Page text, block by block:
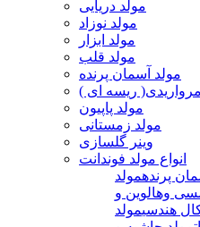
مولد دریایی
مولد نوزاد
مولد ابزار
مولد قلب
مولد آسمان پرنده
ریسه ای )
مولد پاپیون
مولد زمستانی
وینر گلسازی
انواع مولد فوندانت
پرندهمولد
وهالوین و
هندسیمولد